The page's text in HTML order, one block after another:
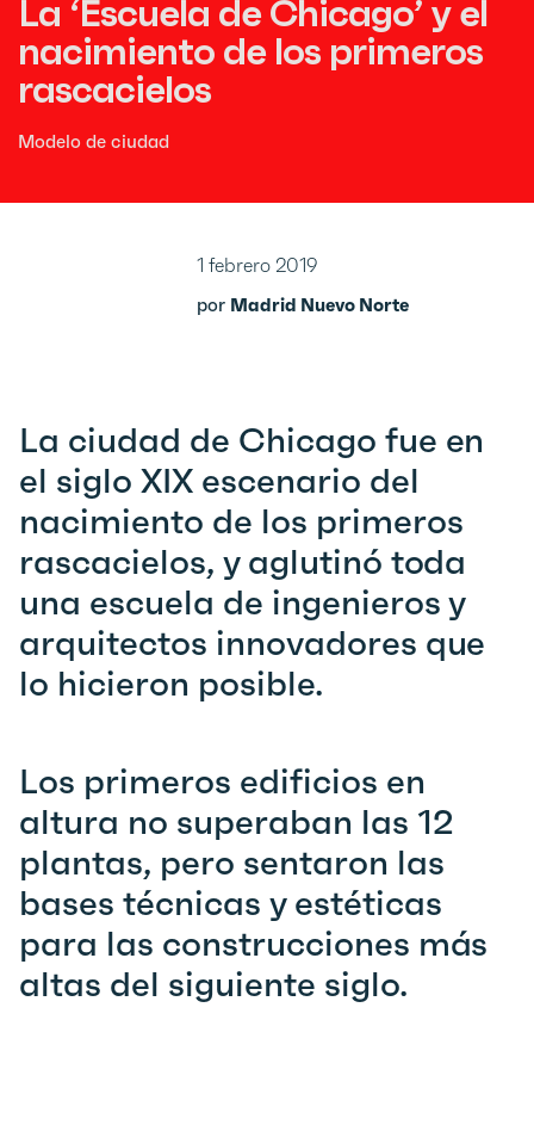
La ‘Escuela de Chicago’ y el
nacimiento de los primeros
rascacielos
Modelo de ciudad
La ciudad de Chicago fue en
el siglo XIX escenario del
nacimiento de los primeros
rascacielos, y aglutinó toda
una escuela de ingenieros y
arquitectos innovadores que
lo hicieron posible.
Los primeros edificios en
altura no superaban las 12
plantas, pero sentaron las
bases técnicas y estéticas
para las construcciones más
altas del siguiente siglo.
1 febrero 2019
por Madrid Nuevo Norte